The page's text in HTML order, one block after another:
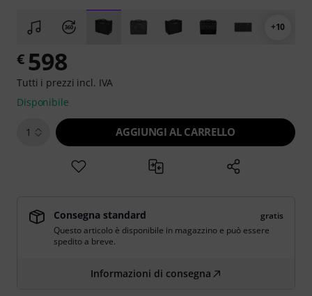
+10
€ 598
Tutti i prezzi incl. IVA
Disponibile
1 AGGIUNGI AL CARRELLO
Consegna standard
gratis
Questo articolo è disponibile in magazzino e può essere
spedito a breve.
Informazioni di consegna